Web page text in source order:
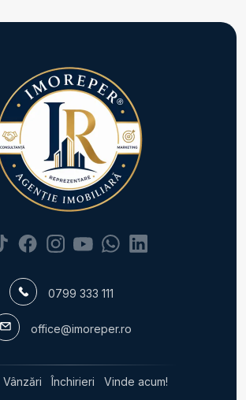
in Bucuresti P-ta Victoriei
in Bucuresti 1 Mai
Dacia
Pipera
Bucuresti
Bucuresti Colentina
de vanzare
in Bucuresti
vanzare in Bucuresti Unirii
0799 333 111
office@imoreper.ro
Vânzări Închirieri
Vinde acum!